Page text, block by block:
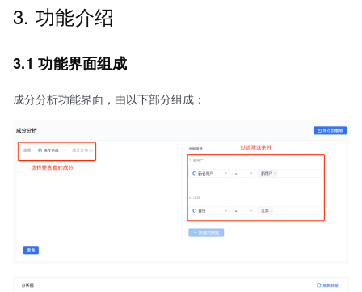
3. 功能介绍
3.1 功能界面组成
成分分析功能界面，由以下部分组成：